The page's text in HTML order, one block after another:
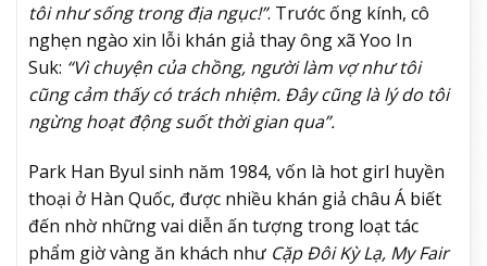
tôi như sống trong địa ngục!”. Trước ống kính, cô
nghẹn ngào xin lỗi khán giả thay ông xã Yoo In
Suk: “Vì chuyện của chồng, người làm vợ như tôi
cũng cảm thấy có trách nhiệm. Đây cũng là lý do tôi
ngừng hoạt động suốt thời gian qua”.
Park Han Byul sinh năm 1984, vốn là hot girl huyền
thoại ở Hàn Quốc, được nhiều khán giả châu Á biết
đến nhờ những vai diễn ấn tượng trong loạt tác
phẩm giờ vàng ăn khách như Cặp Đôi Kỳ Lạ, My Fair